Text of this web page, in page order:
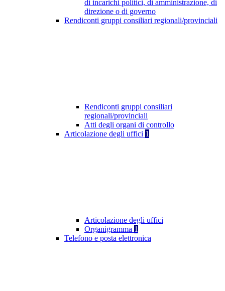
di incarichi politici, di amministrazione, di
direzione o di governo
Rendiconti gruppi consiliari regionali/provinciali
Rendiconti gruppi consiliari
regionali/provinciali
Atti degli organi di controllo
Articolazione degli uffici 1
Articolazione degli uffici
Organigramma 1
Telefono e posta elettronica